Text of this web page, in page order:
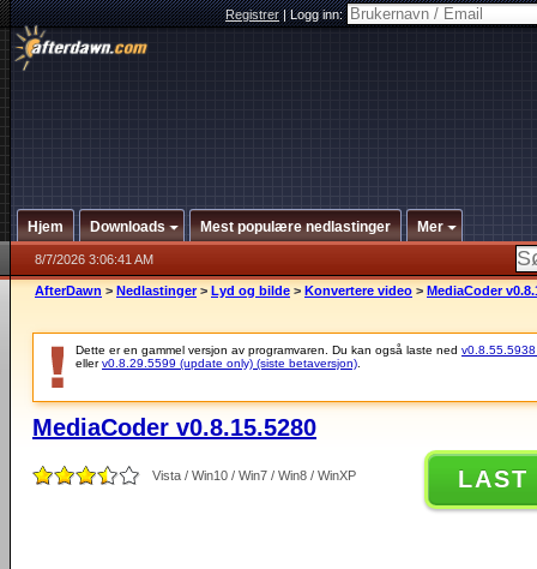
Registrer|Logg inn:
Hjem Downloads Mest populære nedlastinger Mer
8/7/2026 3:06:41 AM
AfterDawn > Nedlastinger > Lyd og bilde > Konvertere video > MediaCoder
Dette er en gammel versjon av programvaren. Du kan også laste ned v0.8.55.5938
ellerv0.8.29.5599 (update only) (siste betaversjon)
MediaCoder v0.8.15.5280
Vista / Win10 / Win7 / Win8 / WinXP LAST